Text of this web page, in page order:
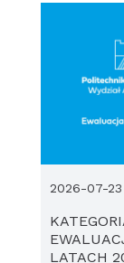
LATACH
2026-07-23